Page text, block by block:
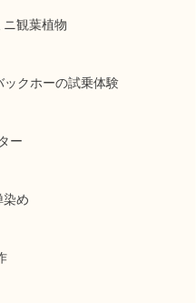
観葉植物
クホーの試乗体験
ー
め